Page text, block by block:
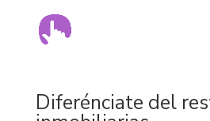
Diferénciate del